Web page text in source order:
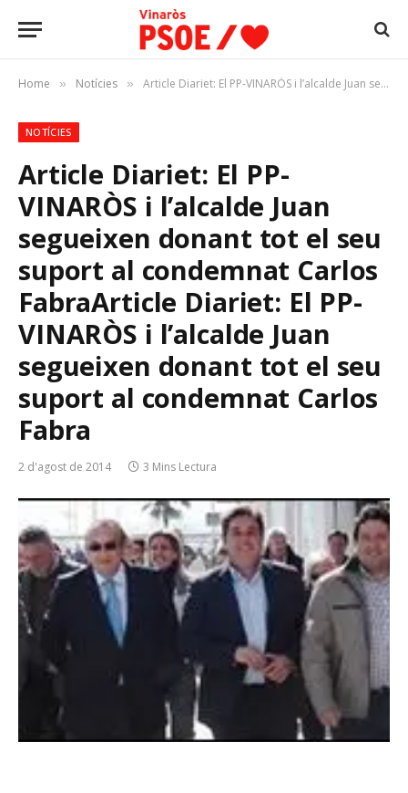
Home » Notícies » Article Diariet: El PP-VINARÒS i l’alcalde Juan segueixen donant tot el seu suport al condemnat Carlos FabraArticle Diariet: El PP-VINARÒS i l’alcalde Juan segueixen donant tot el seu suport al condemnat Carlos Fabra
NOTÍCIES
Article Diariet: El PP-
VINARÒS i l’alcalde Juan
segueixen donant tot el seu
suport al condemnat Carlos
FabraArticle Diariet: El PP-
VINARÒS i l’alcalde Juan
segueixen donant tot el seu
suport al condemnat Carlos
Fabra
2 d'agost de 2014 3 Mins Lectura